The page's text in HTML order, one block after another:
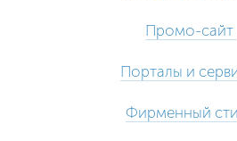
Промо-сайт
Порталы и
Фирменный